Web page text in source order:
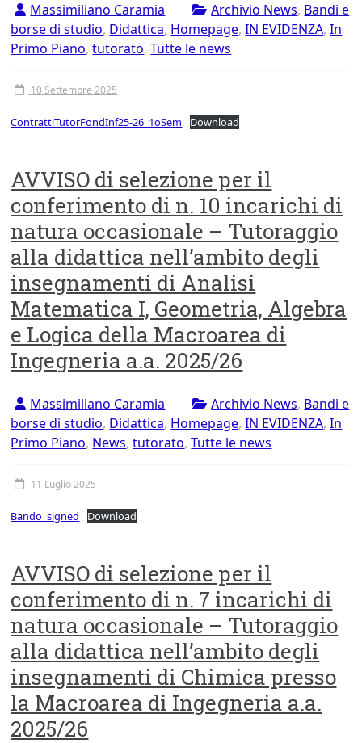
Massimiliano Caramia Archivio News, Bandi e
borse di studio, Didattica, Homepage,IN EVIDENZA,In
Primo Piano,tutorato,Tutte le news
10 Settembre 2025
ContrattiTutorFondInf25-26_1oSem Download
AVVISO di selezione per il
conferimento di n. 10 incarichi di
natura occasionale – Tutoraggio
alla didattica nell’ambito degli
insegnamenti di Analisi
Matematica I, Geometria, Algebra
e Logica della Macroarea di
Ingegneria a.a. 2025/26
Massimiliano Caramia Archivio News, Bandi e
borse di studio, Didattica, Homepage,IN EVIDENZA,In
Primo Piano, News,tutorato,Tutte le news
11 Luglio 2025
Bando_signed Download
AVVISO di selezione per il
conferimento di n. 7 incarichi di
natura occasionale – Tutoraggio
alla didattica nell’ambito degli
insegnamenti di Chimica presso
la Macroarea di Ingegneria a.a.
2025/26